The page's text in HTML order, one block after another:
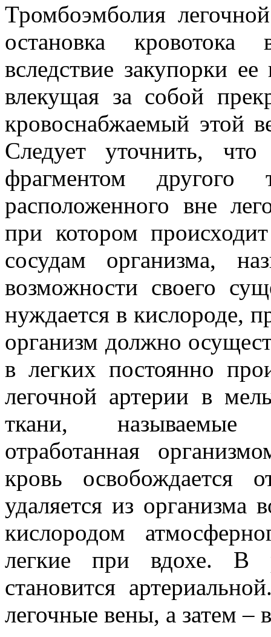
Тромбоэмболия
остановка
вследствие закупорки
влекущая за собой
кровоснабжаемый этой
Следует уточнить,
фрагментом другого
расположенного вне
при котором
сосудам организма,
возможности своего
нуждается в кислороде,
организм должно
в легких постоянно
легочной артерии в
ткани, называемые
отработанная
кровь освобождается
удаляется из организма
кислородом
легкие при вдохе. В
становится
легочные вены, а затем –